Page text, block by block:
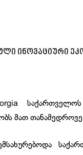
ინოვაციური
მათ